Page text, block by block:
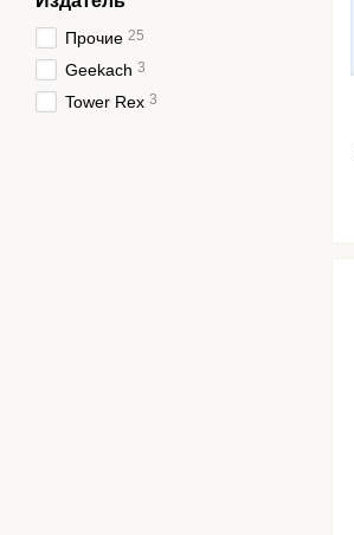
Прочие 25
Geekach 3
Tower Rex 3